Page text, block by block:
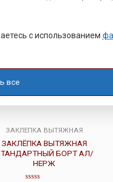
ЗАКЛЕПКА ВЫТЯЖНАЯ
ЗАКЛЁПКА ВЫТЯЖНАЯ
БОРТ АЛ/
НЕРЖ
с использованием
все